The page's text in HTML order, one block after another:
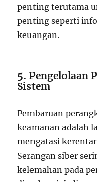
penting terutama
penting seperti
keuangan.
5.Pengelolaan
Sistem
Pembaruan
keamanan adalah
mengatasi
Serangan siber
kelemahan pada